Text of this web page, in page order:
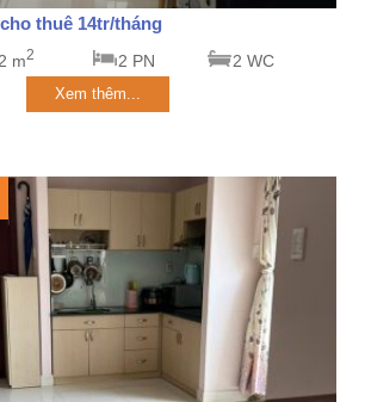
thuê 14tr/tháng
m2 2 PN 2 WC
Xem thêm...